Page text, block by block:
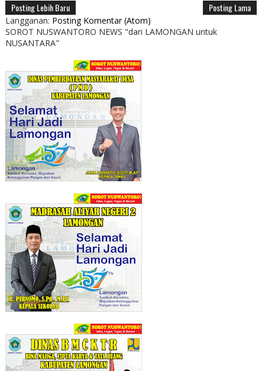
Posting Lebih Baru Posting Lama
Langganan: Posting Komentar (Atom)
SOROT NUSWANTORO NEWS "dari LAMONGAN untuk
NUSANTARA"